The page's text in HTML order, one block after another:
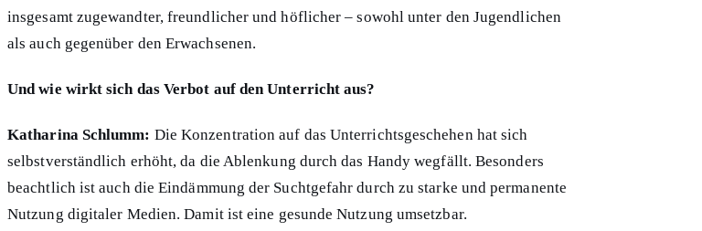
insgesamt zugewandter, freundlicher und höflicher – sowohl unter den Jugendlichen
als auch gegenüber den Erwachsenen.
Und wie wirkt sich das Verbot auf den Unterricht aus?
Katharina Schlumm: Die Konzentration auf das Unterrichtsgeschehen hat sich
selbstverständlich erhöht, da die Ablenkung durch das Handy wegfällt. Besonders
beachtlich ist auch die Eindämmung der Suchtgefahr durch zu starke und permanente
Nutzung digitaler Medien. Damit ist eine gesunde Nutzung umsetzbar.